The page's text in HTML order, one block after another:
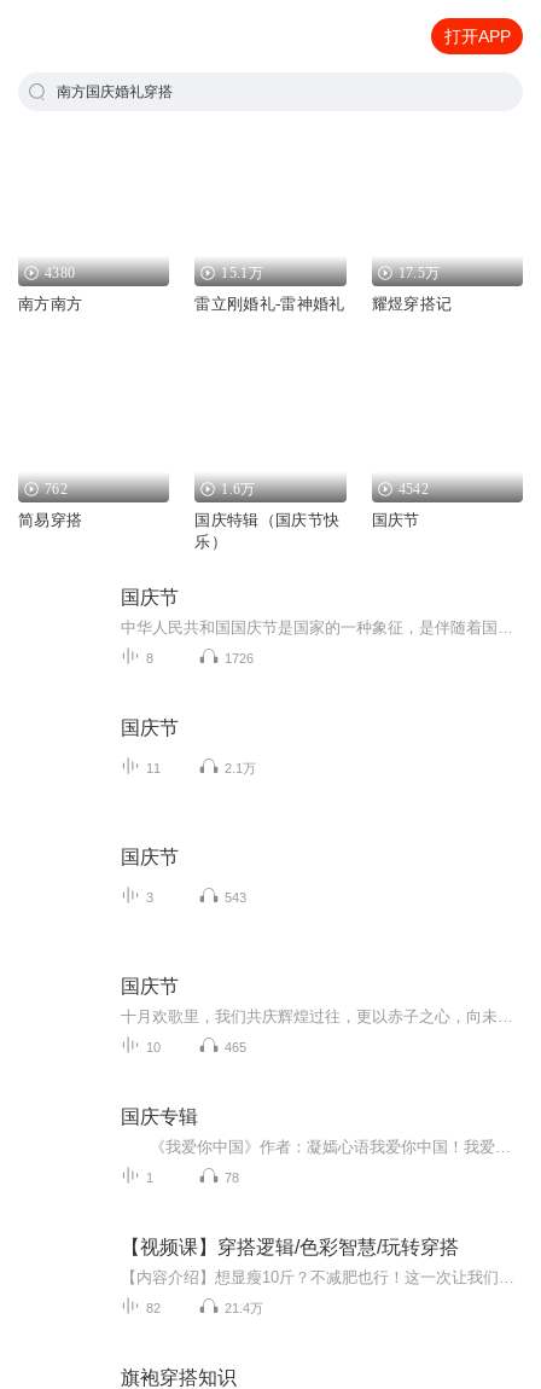
打开APP
南方国庆婚礼穿搭
4380
南方南方
15.1万
雷立刚婚礼-雷神婚礼
17.5万
耀煜穿搭记
762
简易穿搭
1.6万
国庆特辑（国庆节快
乐）
4542
国庆节
国庆节
8 1726
国庆节
11 2.1万
国庆节
3 543
国庆节
10 465
国庆专辑
1 78
【视频课】穿搭逻辑/色彩智慧/玩转穿搭
82 21.4万
旗袍穿搭知识